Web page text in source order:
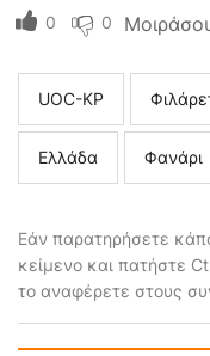
0 0
UOC-KP
Ελλάδα Φανάρι
Εάν παρατηρήσετε
κείμενο και πατήστε
το αναφέρετε στους